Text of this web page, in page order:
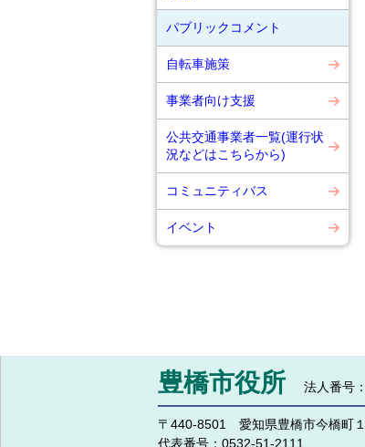
パブリックコメント
自転車施策
事業者向け支援
公共交通事業者一覧(運行状
況などはこちらから)
コミュニティバス
イベント
豊橋市役所 法人番号
〒440-8501 愛知県豊橋市今橋町
代表番号： 0532-51-2111